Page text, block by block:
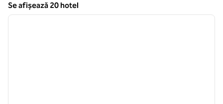
Se afișează 20 hotel
Se afișează 20 hotel
1 din 12